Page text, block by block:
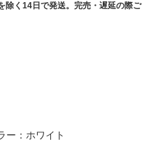
除く14日で発送。完売・遅延の際ご
ー：ホワイト